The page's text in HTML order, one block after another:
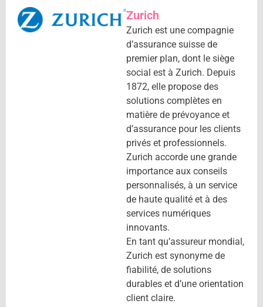
Zurich
Zurich est une compagnie
d’assurance suisse de
premier plan, dont le siège
social est à Zurich. Depuis
1872, elle propose des
solutions complètes en
matière de prévoyance et
d’assurance pour les clients
privés et professionnels.
Zurich accorde une grande
importance aux conseils
personnalisés, à un service
de haute qualité et à des
services numériques
innovants.
En tant qu’assureur mondial,
Zurich est synonyme de
fiabilité, de solutions
durables et d’une orientation
client claire.